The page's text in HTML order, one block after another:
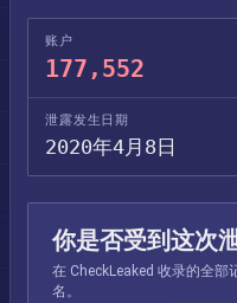
账户
177,552
泄露发生日期
2020年4月8日
你是否受到这次
在 CheckLeaked 收录的全部
名。